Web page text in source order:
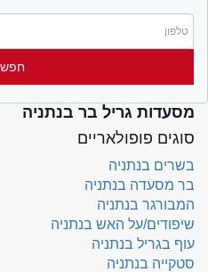
מסעדות גריל בר בנתניה
סוגים פופולאריים
בשרים בנתניה
בר מסעדה בנתניה
המבורגר בנתניה
שיפודים/על האש בנתניה
עוף בגריל בנתניה
סטקייה בנתניה